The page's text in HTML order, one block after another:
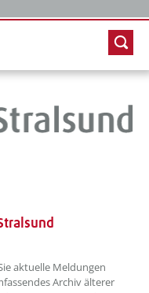
aktuelle Meldungen
Archiv älterer